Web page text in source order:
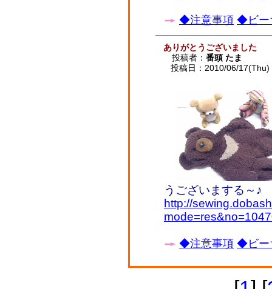
◆注意事項 ◆ビー
ありがとうございました
投稿者： 番頭 たま
投稿日：2010/06/
うございまする～♪
http://
◆注意事項 ◆ビー